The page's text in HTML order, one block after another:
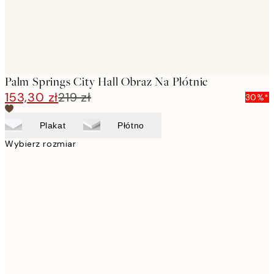
Palm Springs City Hall Obraz Na Płótnie
153,30 zł219 zł 30%*
Plakat Płótno
Wybierz rozmiar